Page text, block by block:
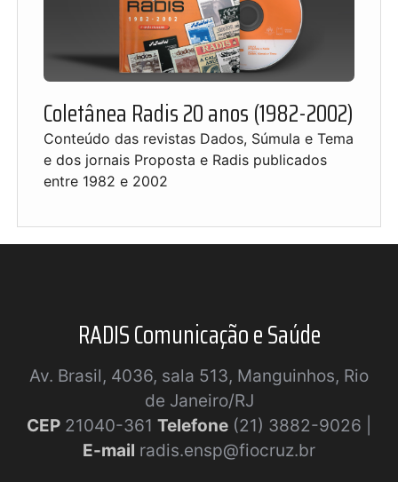
Coletânea Radis 20 anos (1982-2002)
Conteúdo das revistas Dados, Súmula e Tema
e dos jornais Proposta e Radis publicados
entre 1982 e 2002
RADIS Comunicação e Saúde
Av. Brasil, 4036, sala 513, Manguinhos, Rio
de Janeiro/RJ
CEP 21040-361 Telefone (21) 3882-9026 |
E-mail radis.ensp@fiocruz.br